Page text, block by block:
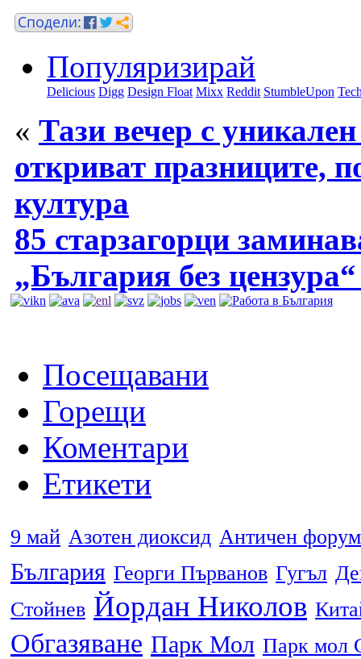
Популяризирай
Delicious Digg Design Float Mixx Reddit StumbleUpon
« Тази вечер с
откриват празниците,
култура
85 старзагорци
„България без
Посещавани
Горещи
Коментари
Етикети
9 май Азотен диоксид Античен форум
България Георги Първанов Гугъл
Стойнев Йордан Николов
Обгазяване Парк Мол Парк мол